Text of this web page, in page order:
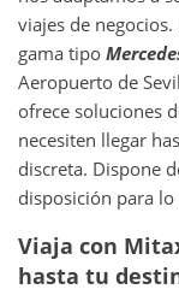
viajes de
gama tipo
Aeropuerto de
ofrece soluciones
necesiten llegar
discreta. Dispone
disposición para
Viaja con
hasta tu